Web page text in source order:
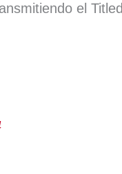
el Titled